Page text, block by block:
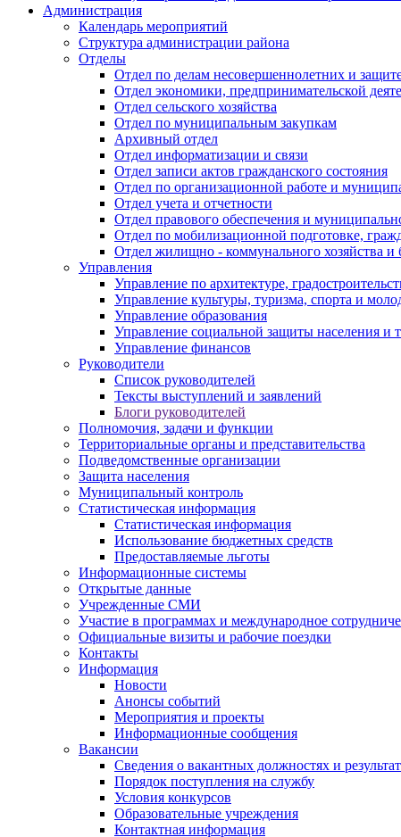
Администрация
Календарь мероприятий
Структура администрации района
Отделы
Отдел по делам несовершеннолетних и
Отдел экономики, предпринимательской
Отдел сельского хозяйства
Отдел по муниципальным закупкам
Архивный отдел
Отдел информатизации и связи
Отдел записи актов гражданского состояния
Отдел по организационной работе и
Отдел учета и отчетности
Отдел правового обеспечения и
Отдел по мобилизационной подготовке,
Отдел жилищно - коммунального хозяйства и
Управления
Управление по архитектуре,
Управление культуры, туризма, спорта и
Управление образования
Управление социальной защиты населения и
Управление финансов
Руководители
Список руководителей
Тексты выступлений и заявлений
Блоги руководителей
Полномочия, задачи и функции
Территориальные органы и представительства
Подведомственные организации
Защита населения
Муниципальный контроль
Статистическая информация
Статистическая информация
Использование бюджетных средств
Предоставляемые льготы
Информационные системы
Открытые данные
Учрежденные СМИ
Участие в программах и международное
Официальные визиты и рабочие поездки
Контакты
Информация
Новости
Анонсы событий
Мероприятия и проекты
Информационные сообщения
Вакансии
Сведения о вакантных должностях и
Порядок поступления на службу
Условия конкурсов
Образовательные учреждения
Контактная информация